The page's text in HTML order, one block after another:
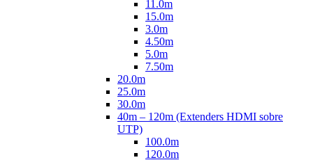
11.0m
15.0m
3.0m
4.50m
5.0m
7.50m
20.0m
25.0m
30.0m
40m – 120m (Extenders HDMI sobre
UTP)
100.0m
120.0m